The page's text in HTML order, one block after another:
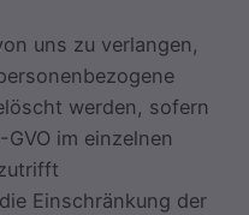
uns zu verlangen,
werden, sofern
im einzelnen
Einschränkung der